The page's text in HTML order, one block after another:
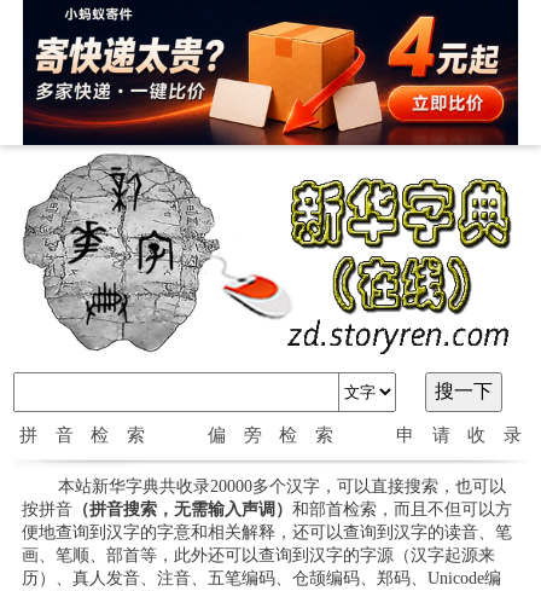
拼音检索 偏旁检索 申请收录
本站新华字典共收录20000多个汉字，可以直接搜索，也可以
按拼音（拼音搜索，无需输入声调） 和部首检索，而且不但可以方
便地查询到汉字的字意和相关解释，还可以查询到汉字的读音、笔
画、笔顺、部首等，此外还可以查询到汉字的字源（汉字起源来
历）、真人发音、注音、五笔编码、仓颉编码、郑码、Unicode编